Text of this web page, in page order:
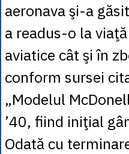
aeronava şi-a
a readus-o la
aviatice cât şi în
conform sursei
„Modelul
’40, fiind iniţial
Odată cu